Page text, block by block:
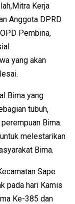
Kerja
Anggota DPRD
Pembina,
yang akan
Bima yang
tubuh,
Bima.
melestarikan
Bima.
Sape
pada hari Kamis
Ke-385 dan